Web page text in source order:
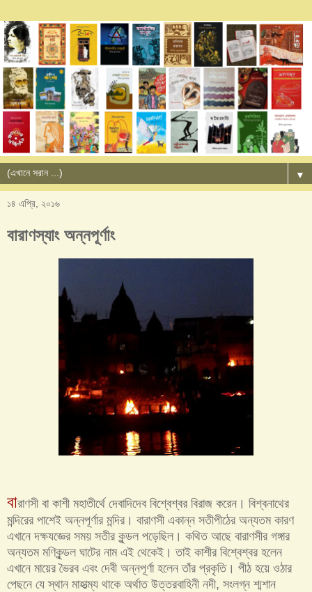
▼
১৪ এপ্রি, ২০১৬
বারাণস্যাং অন্নপূর্ণাং
বারাণসী বা কাশী মহাতীর্থে দেবাদিদেব বিশ্বেশ্বর বিরাজ করেন। বিশ্বনাথের
মন্দিরের পাশেই অন্নপূর্ণার মন্দির। বারাণসী একান্ন সতীপীঠের অন্যতম কারণ
এখানে দক্ষযজ্ঞের সময় সতীর কুন্ডল পড়েছিল। কথিত আছে বারাণসীর গঙ্গার
অন্যতম মণিকুন্ডল ঘাটের নাম এই থেকেই। তাই কাশীর বিশ্বেশ্বর হলেন
এখানে মায়ের ভৈরব এবং দেবী অন্নপূর্ণা হলেন তাঁর প্রকৃতি। পীঠ হয়ে ওঠার
পেছনে যে স্থান মাহাত্ম্য থাকে অর্থাত উত্তরবাহিনী নদী, সংলগ্ন শ্মশান